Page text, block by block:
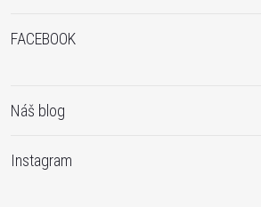
FACEBOOK
Náš blog
Instagram